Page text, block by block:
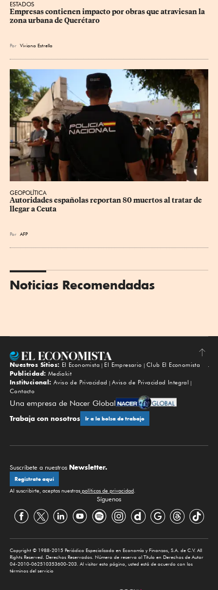
ESTADOS
Empresas contienen impacto por obras que atraviesan la
zona urbana de Querétaro
Por Viviana Estrella
GEOPOLÍTICA
Autoridades españolas reportan 80 muertos al tratar de
llegar a Ceuta
Por AFP
Noticias Recomendadas
Subir
Nuestros Sitios: El Economista El Empresario
Club El Economista
Publicidad: Mediakit
Institucional: Aviso de Privacidad
Aviso de Privacidad Integral
Contacto
Una empresa de Nacer Global
Trabaja con nosotros Ir a la bolsa de trabajo
Suscríbete a nuestros Newsletter.
Regístrate aquí
Al suscribirte, aceptas nuestras políticas de privacidad
Síguenos
Copyright © 1988-2015 Periódico Especializado en Economía y Finanzas, S.A. de C.V. All
Rights Reserved. Derechos Reservados. Número de reserva al Título en Derechos de Autor
04-2010-062510353600-203. Al visitar esta página, usted está de acuerdo con los
términos del servicio